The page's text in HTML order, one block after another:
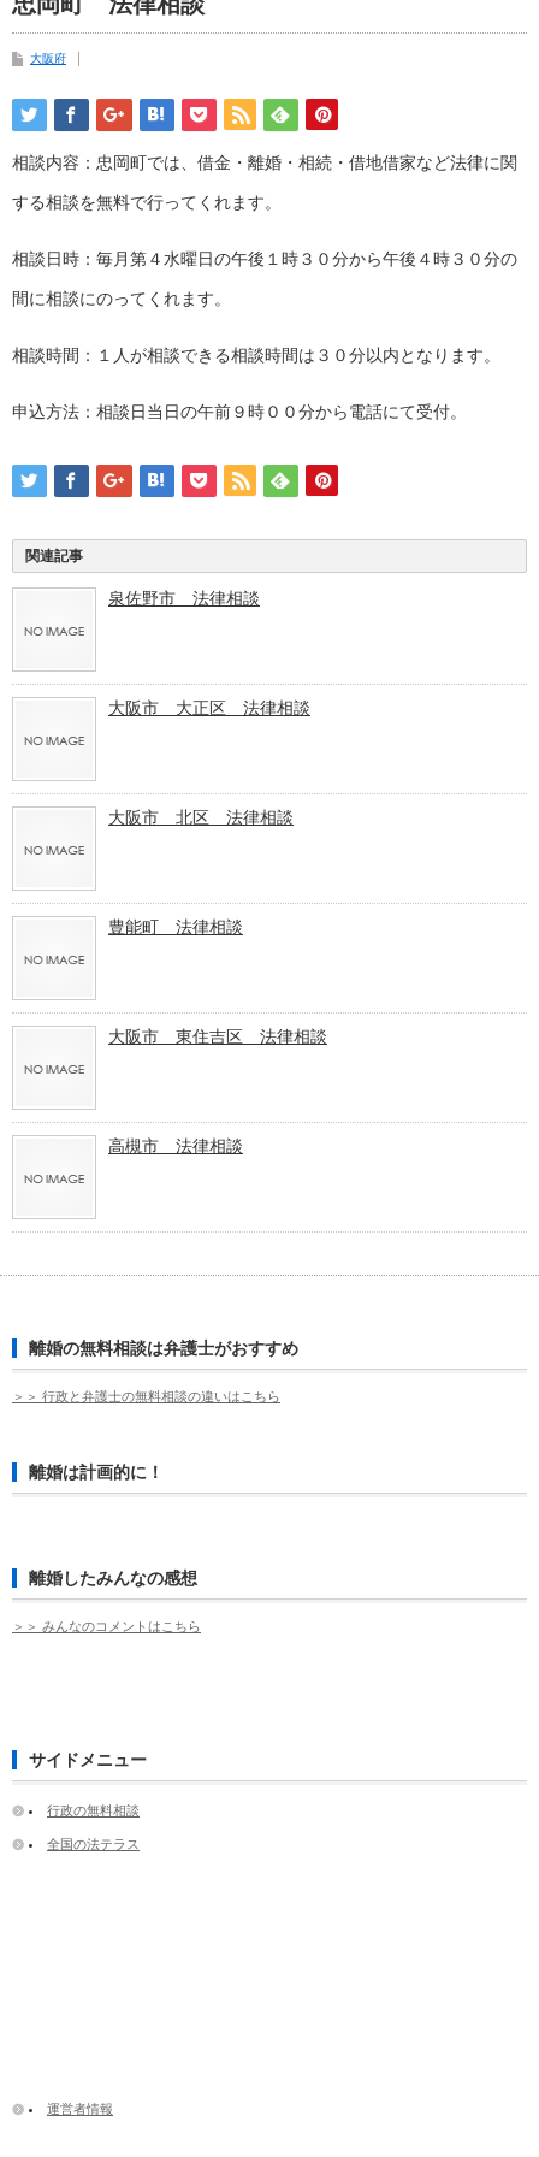
大阪府
相談内容：忠岡町では、借金・離婚・相続・借地借家など法律に関
する相談を無料で行ってくれます。
相談日時：毎月第４水曜日の午後１時３０分から午後４時３０分の
間に相談にのってくれます。
相談時間：１人が相談できる相談時間は３０分以内となります。
申込方法：相談日当日の午前９時００分から電話にて受付。
関連記事
泉佐野市 法律相談
大阪市 大正区 法律相談
大阪市 北区 法律相談
豊能町 法律相談
大阪市 東住吉区 法律相談
高槻市 法律相談
離婚の無料相談は弁護士がおすすめ
＞＞ 行政と弁護士の無料相談の違いはこちら
離婚は計画的に！
離婚したみんなの感想
＞＞ みんなのコメントはこちら
サイドメニュー
行政の無料相談
全国の法テラス
運営者情報